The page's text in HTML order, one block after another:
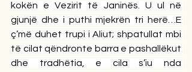
kokën e Vezirit të Janinës. U ul në
gjunjë dhe i puthi mjekrën tri herë…E
ç’më duhet trupi i Aliut; shpatullat mbi
të cilat qëndronte barra e pashallëkut
dhe tradhëtia, e cila s’iu nda